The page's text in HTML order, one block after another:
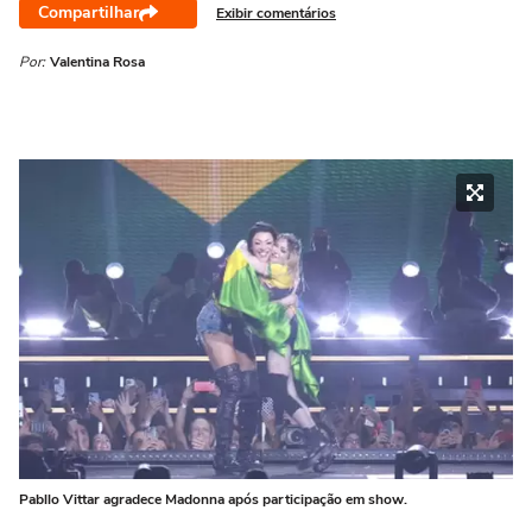
Compartilhar Exibir comentários
Por: Valentina Rosa
Pabllo Vittar agradece Madonna após participação em show.